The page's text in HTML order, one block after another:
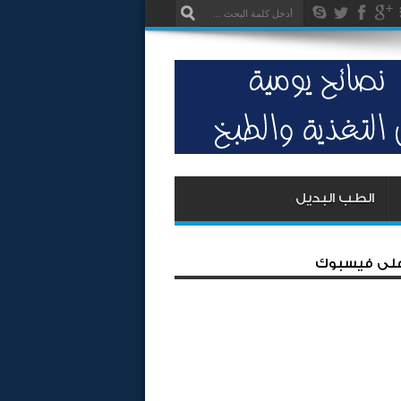
الطب البديل
على فيسبوك